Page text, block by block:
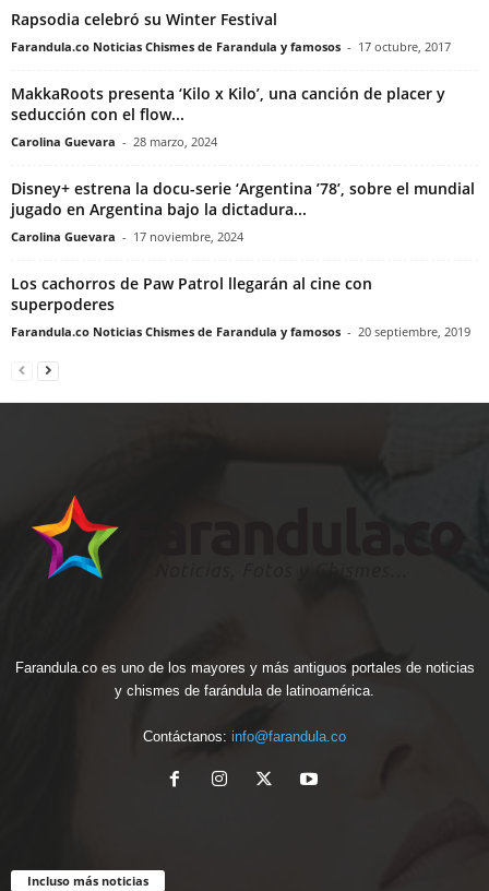
Rapsodia celebró su Winter Festival
Farandula.co Noticias Chismes de Farandula y famosos - 17 octubre, 2017
MakkaRoots presenta ‘Kilo x Kilo’, una canción de placer y
seducción con el flow...
Carolina Guevara - 28 marzo, 2024
Disney+ estrena la docu-serie ‘Argentina ’78’, sobre el mundial
jugado en Argentina bajo la dictadura...
Carolina Guevara - 17 noviembre, 2024
Los cachorros de Paw Patrol llegarán al cine con
superpoderes
Farandula.co Noticias Chismes de Farandula y famosos - 20 septiembre, 2019
Farandula.co es uno de los mayores y más antiguos portales de noticias
y chismes de farándula de latinoamérica.
Contáctanos: info@farandula.co
Incluso más noticias